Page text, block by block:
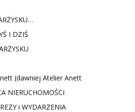
I DZIŚ
(dawniej Atelier Anett
NIERUCHOMOŚCI
i WYDARZENIA